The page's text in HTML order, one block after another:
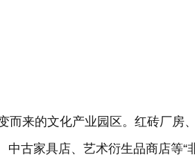
而来的文化产业园区。红砖厂房
古家具店、艺术衍生品商店等“